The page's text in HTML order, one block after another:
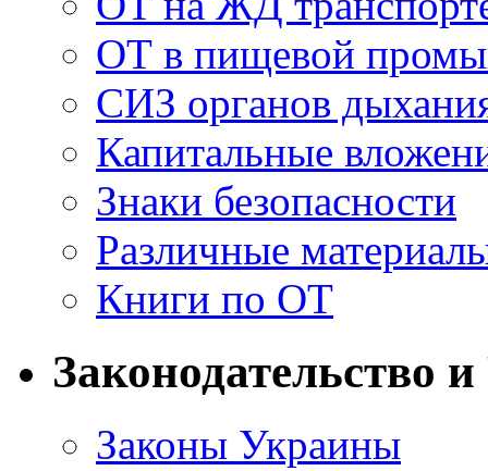
ОТ в пищевой
СИЗ органов
Капитальные
Знаки безопасности
Различные
Книги по ОТ
Законодательство
Законы Украины